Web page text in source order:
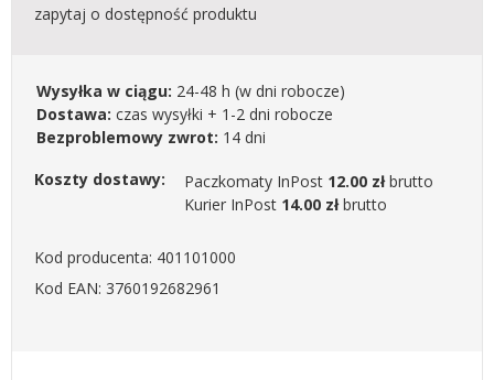
zapytaj o dostępność produktu
Wysyłka w ciągu: 24-48 h (w dni robocze)
Dostawa: czas wysyłki + 1-2 dni robocze
Bezproblemowy zwrot: 14 dni
Koszty dostawy:
Paczkomaty InPost 12.00 złbrutto
Kurier InPost 14.00 złbrutto
Kod producenta: 401101000
Kod EAN: 3760192682961